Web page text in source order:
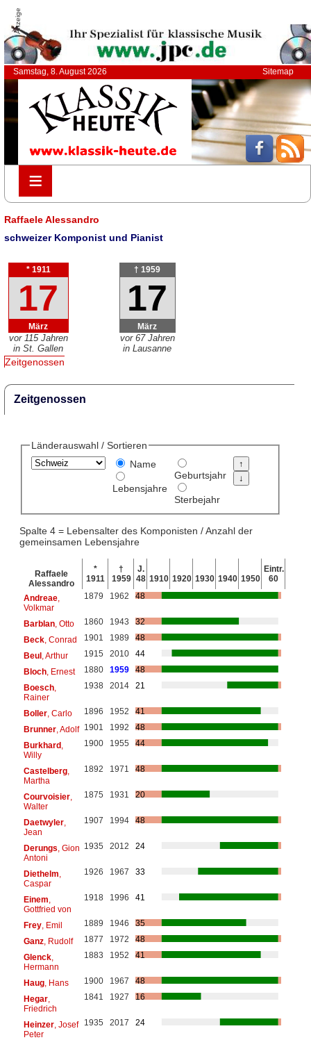
Anzeige
Samstag, 8. August 2026 Sitemap
≡
≡
Raffaele Alessandro
schweizer Komponist und Pianist
* 1911
17
März
vor 115 Jahren
in St. Gallen
† 1959
17
März
vor 67 Jahren
in Lausanne
Zeitgenossen
Zeitgenossen
Länderauswahl / Sortieren
Name
Lebensjahre
Geburtsjahr
Sterbejahr
Spalte 4 = Lebensalter des Komponisten / Anzahl der
gemeinsamen Lebensjahre
Raffaele
Alessandro
*
1911
†
1959
J.
48 1910 1920 1930 1940 1950
Eintr.
60
Andreae,
Volkmar
1879 1962 48
Barblan, Otto 1860 1943
32
Beck, Conrad 1901 1989
48
Beul, Arthur 1915 2010
44
Bloch, Ernest 1880 1959
48
Boesch,
Rainer
1938 2014 21
Boller, Carlo 1896 1952
41
Brunner, Adolf 1901 1992
48
Burkhard,
Willy
1900 1955 44
Castelberg,
Martha
1892 1971 48
Courvoisier,
Walter
1875 1931 20
Daetwyler,
Jean
1907 1994 48
Derungs , Gion
Antoni
1935 2012 24
Diethelm
Caspar
1926 1967 33
Einem
Gottfried von
1918 1996 41
Frey, Emil 1889 1946
35
Ganz, Rudolf 1877 1972
48
Glenck,
Hermann
1883 1952 41
Haug, Hans 1900 1967
48
Hegar,
Friedrich
1841 1927 16
Heinzer, Josef
Peter
1935 2017 24